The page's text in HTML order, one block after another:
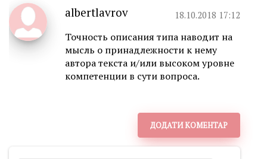
albertlavrov 18.10.2018 17:12
Точность описания типа наводит на
мысль о принадлежности к нему
автора текста и/или высоком уровне
компетенции в сути вопроса.
ДОДАТИ КОМЕНТАР